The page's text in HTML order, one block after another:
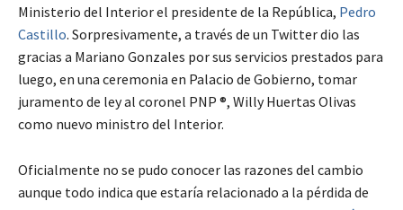
Ministerio del Interior el presidente de la República, Pedro
Castillo. Sorpresivamente, a través de un Twitter dio las
gracias a Mariano Gonzales por sus servicios prestados para
luego, en una ceremonia en Palacio de Gobierno, tomar
juramento de ley al coronel PNP ®, Willy Huertas Olivas
como nuevo ministro del Interior.
Oficialmente no se pudo conocer las razones del cambio
aunque todo indica que estaría relacionado a la pérdida de